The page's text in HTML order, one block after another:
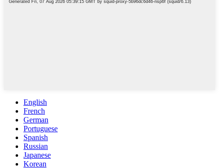
English
French
German
Portuguese
Spanish
Russian
Japanese
Korean